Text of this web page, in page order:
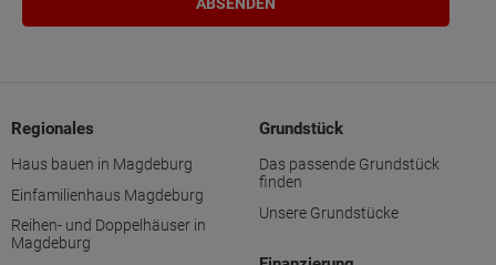
Regionales
Haus bauen in Magdeburg
Einfamilienhaus Magdeburg
Reihen- und Doppelhäuser in
Magdeburg
Grundstück
Das passende Grundstück
finden
Unsere Grundstücke